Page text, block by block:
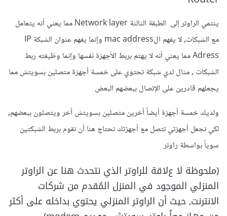
ينتمي الراوتر إلى الطبقة الثالثة Network layer مما يعني أنه يتعامل
مع الشبكات, ﻻ يفهم الmac address وإنما يفهم عنوان الشبكة IP
Adress مما يعني أنه ﻻ يهتم بربط الأجهزة نفسها وإنما وظيفته ربط
الشبكات , مثال لدي شبكة تحتوي على خمسة أجهزة متصلين بسويتش مما
يجعلهم قادرين على الإتصال ببعضهم البعض
ولديك خمسة أجهزة أيضاً أخرين متصلين بسويتش أخر ويتصلون ببعضهم,
لكي نجعل أجهزتي تتصل مع أجهزتك نحتاج هنا أن نقوم بربط الشبكتين
سوياً بواسطة راوتر
(ملحوظة ﻻ عﻻقة للراوتر الذي نتحدث هنا عن الراوتر
المنزلي الموجود في المنزل المُقدم من شركات
الانترنت, حيث أن الراوتر المنزلي يحتوي بداخله على أكثر